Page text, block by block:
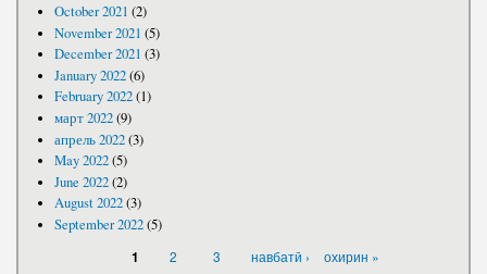
October 2021 (2)
November 2021 (5)
December 2021 (3)
January 2022(6)
February 2022(1)
март 2022(9)
апрель 2022(3)
May 2022(5)
June 2022(2)
August 2022(3)
September 2022(5)
1 2 3 навбатӣ › охирин »